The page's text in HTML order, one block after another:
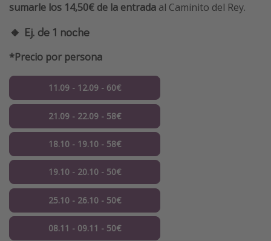
sumarle los 14,50€ de la entrada al Caminito del Rey.
🔸 Ej. de 1 noche
*Precio por persona
11.09 - 12.09 - 60€
21.09 - 22.09 - 58€
18.10 - 19.10 - 58€
19.10 - 20.10 - 50€
25.10 - 26.10 - 50€
08.11 - 09.11 - 50€